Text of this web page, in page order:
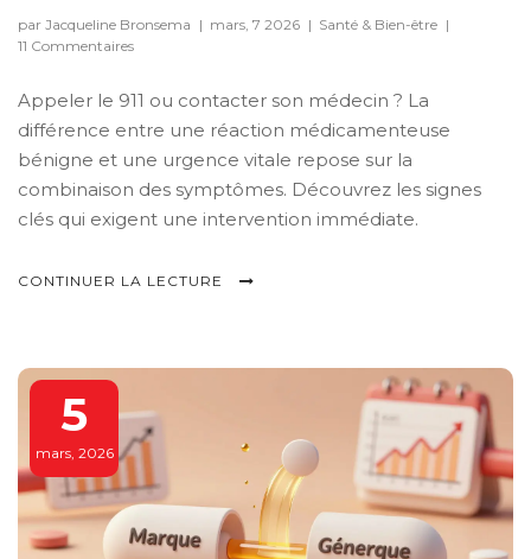
par Jacqueline Bronsema | mars, 7 2026 | Santé & Bien-être |
11 Commentaires
Appeler le 911 ou contacter son médecin ? La
différence entre une réaction médicamenteuse
bénigne et une urgence vitale repose sur la
combinaison des symptômes. Découvrez les signes
clés qui exigent une intervention immédiate.
CONTINUER LA LECTURE
5
mars, 2026